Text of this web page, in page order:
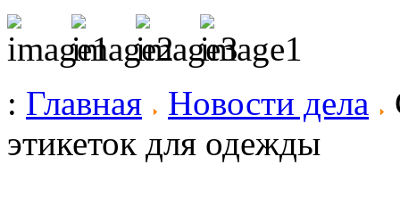
: Главная Новости дела
этикеток для одежды